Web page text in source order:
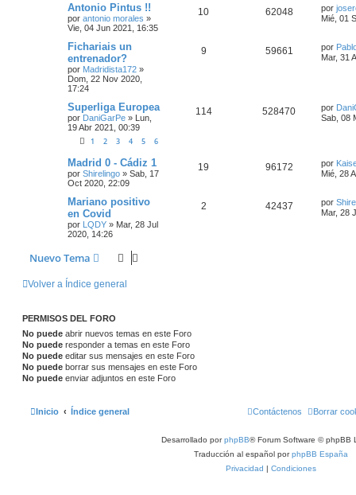
Antonio Pintus !!
por antonio morales »
Vie, 04 Jun 2021, 16:35
10 62048 por
Mié, 01
Fichariais un
entrenador?
por Madridista172 »
Dom, 22 Nov 2020,
17:24
9 59661 por
Mar, 31
Superliga Europea
por DaniGarPe » Lun,
19 Abr 2021, 00:39
1 2 3 4 5 6
114 528470 por
Sab, 08
Madrid 0 - Cádiz 1
por Shirelingo » Sab, 17
Oct 2020, 22:09
19 96172 por
Mié, 28
Mariano positivo
en Covid
por LQDY » Mar, 28 Jul
2020, 14:26
2 42437 por
Mar, 28
Nuevo Tema
Volver a Índice general
PERMISOS DEL FORO
No puede abrir nuevos temas en este Foro
No puede responder a temas en este Foro
No puede editar sus mensajes en este Foro
No puede borrar sus mensajes en este Foro
No puede enviar adjuntos en este Foro
Inicio Índice general Borrar
Contáctenos
Desarrollado porphpBB® Forum Software © phpBB
Traducción al español porphpBB España
Privacidad | Condiciones